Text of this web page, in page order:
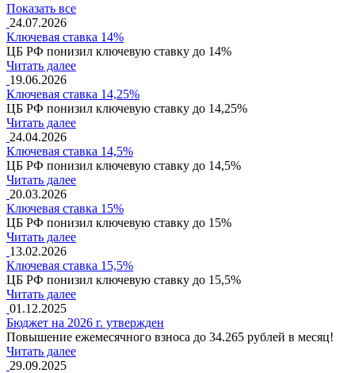
Показать все
24.07.2026
Ключевая ставка 14%
ЦБ РФ понизил ключевую ставку до 14%
Читать далее
19.06.2026
Ключевая ставка 14,25%
ЦБ РФ понизил ключевую ставку до 14,25%
Читать далее
24.04.2026
Ключевая ставка 14,5%
ЦБ РФ понизил ключевую ставку до 14,5%
Читать далее
20.03.2026
Ключевая ставка 15%
ЦБ РФ понизил ключевую ставку до 15%
Читать далее
13.02.2026
Ключевая ставка 15,5%
ЦБ РФ понизил ключевую ставку до 15,5%
Читать далее
01.12.2025
Бюджет на 2026 г. утвержден
Повышение ежемесячного взноса до 34.265 рублей в месяц!
Читать далее
29.09.2025